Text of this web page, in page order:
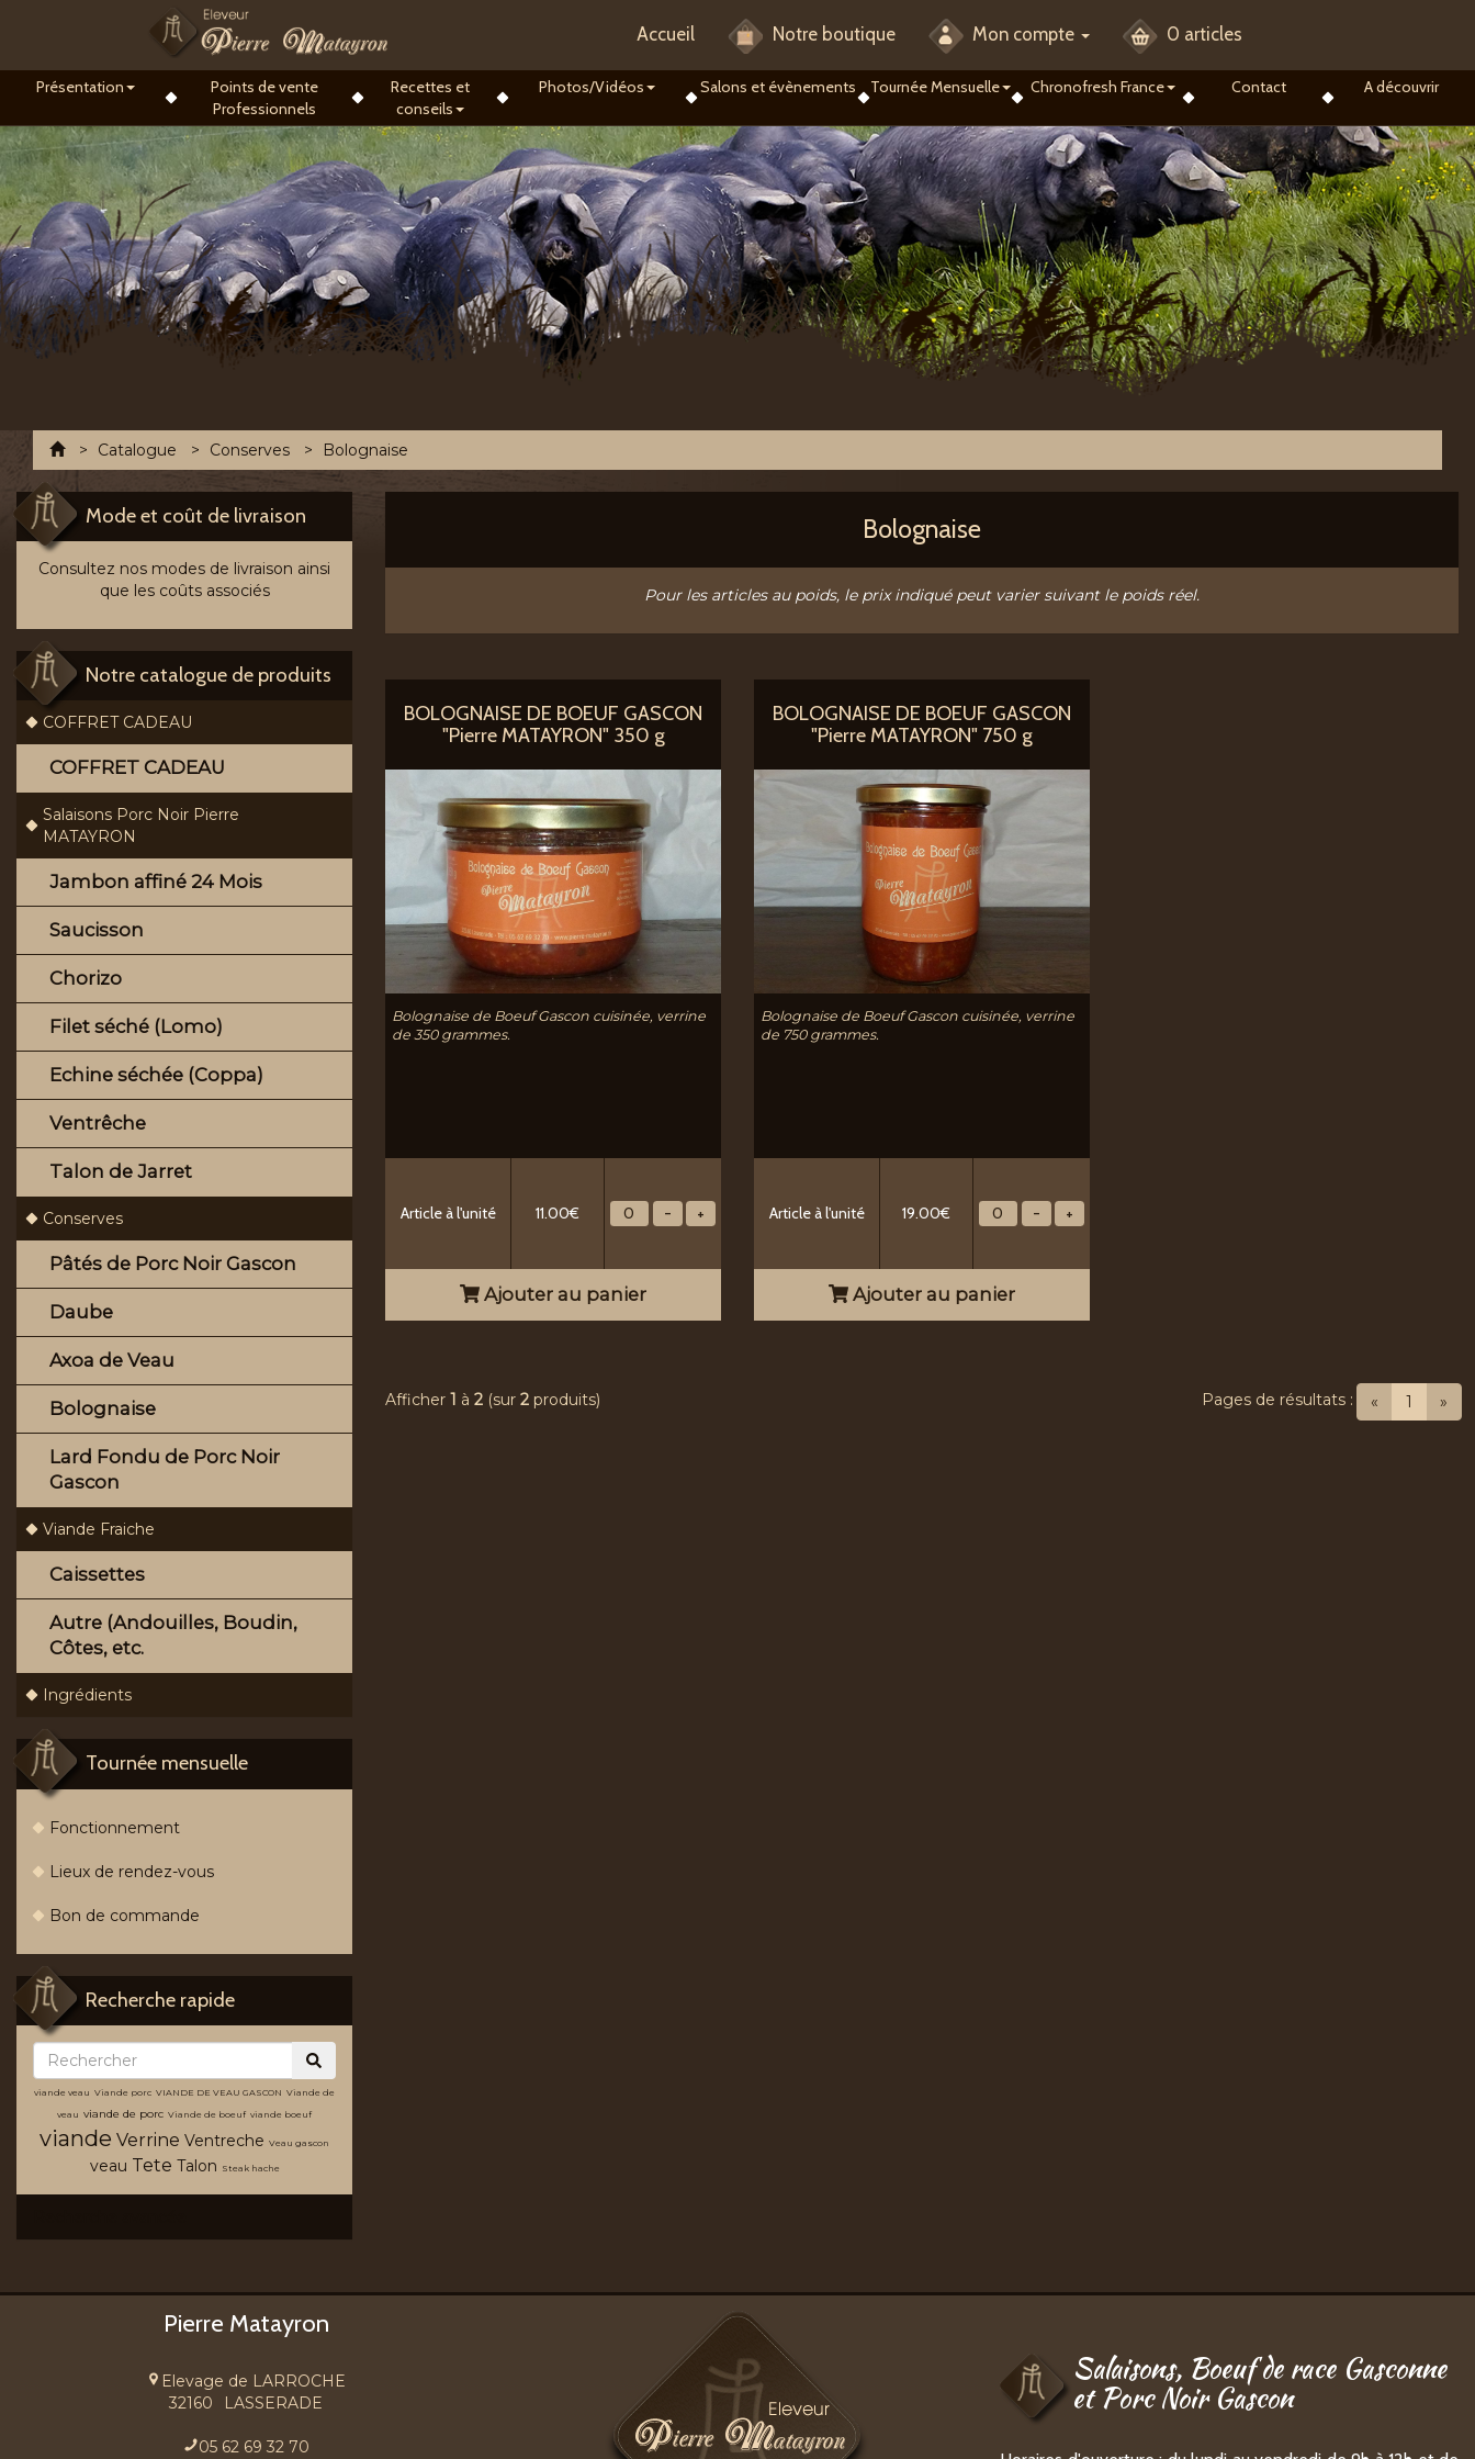
Accueil Notre boutique Mon compte 0 articles
Présentation
Points de vente
Professionnels
Recettes et
conseils
Photos/Vidéos Salons et évènements Tournée Mensuelle Chronofresh France Contact A découvrir
AccueilCatalogue Conserves Bolognaise
Bolognaise
Pour les articles au poids, le prix indiqué peut varier suivant le poids réel.
BOLOGNAISE DE BOEUF GASCON
"Pierre MATAYRON" 350 g
Bolognaise de Boeuf Gascon cuisinée, verrine
de 350 grammes.
Article à l'unité 11.00€
Ajouter au panier
BOLOGNAISE DE BOEUF GASCON
"Pierre MATAYRON" 750 g
Bolognaise de Boeuf Gascon cuisinée, verrine
de 750 grammes.
Article à l'unité 19.00€
Ajouter au panier
Afficher 1 à 2 (sur 2 produits) « 1 »
Pages de résultats :
Mode et coût de livraison
Consultez nos modes de livraison ainsi
que les coûts associés
Notre catalogue de produits
COFFRET CADEAU
COFFRET CADEAU
Salaisons Porc Noir Pierre
MATAYRON
Jambon affiné 24 Mois
Saucisson
Chorizo
Filet séché (Lomo)
Echine séchée (Coppa)
Ventrêche
Talon de Jarret
Conserves
Pâtés de Porc Noir Gascon
Daube
Axoa de Veau
Bolognaise
Lard Fondu de Porc Noir
Gascon
Viande Fraiche
Caissettes
Autre (Andouilles, Boudin,
Côtes, etc.
Ingrédients
Tournée mensuelle
Fonctionnement
Lieux de rendez-vous
Bon de commande
Recherche rapide
viande veau Viande porc VIANDE DE VEAU GASCON Viande de
veau viande de porc Viande de boeuf viande boeuf
viande Verrine Ventreche Veau gascon
veau Tete Talon Steak hache
Pierre Matayron
Elevage de LARROCHE
32160
LASSERADE
05 62 69 32 70
Salaisons, Boeuf de race Gasconne
et Porc Noir Gascon